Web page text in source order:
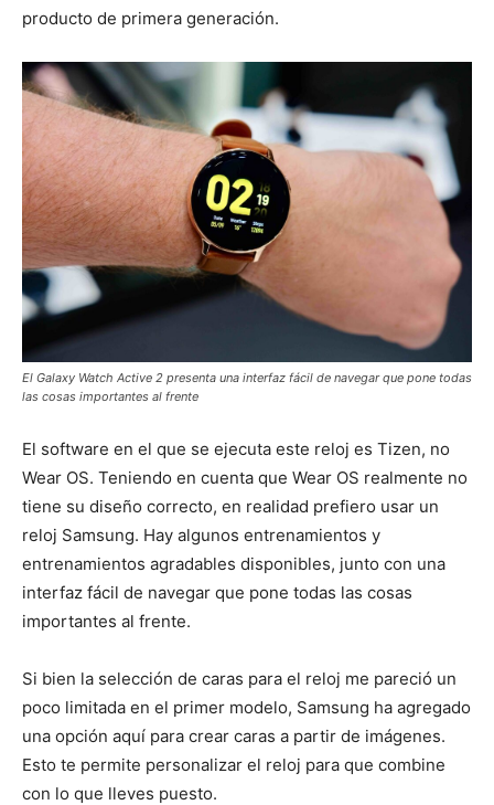
producto de primera generación.
El Galaxy Watch Active 2 presenta una interfaz fácil de navegar que pone todas
las cosas importantes al frente
El software en el que se ejecuta este reloj es Tizen, no
Wear OS. Teniendo en cuenta que Wear OS realmente no
tiene su diseño correcto, en realidad prefiero usar un
reloj Samsung. Hay algunos entrenamientos y
entrenamientos agradables disponibles, junto con una
interfaz fácil de navegar que pone todas las cosas
importantes al frente.
Si bien la selección de caras para el reloj me pareció un
poco limitada en el primer modelo, Samsung ha agregado
una opción aquí para crear caras a partir de imágenes.
Esto te permite personalizar el reloj para que combine
con lo que lleves puesto.